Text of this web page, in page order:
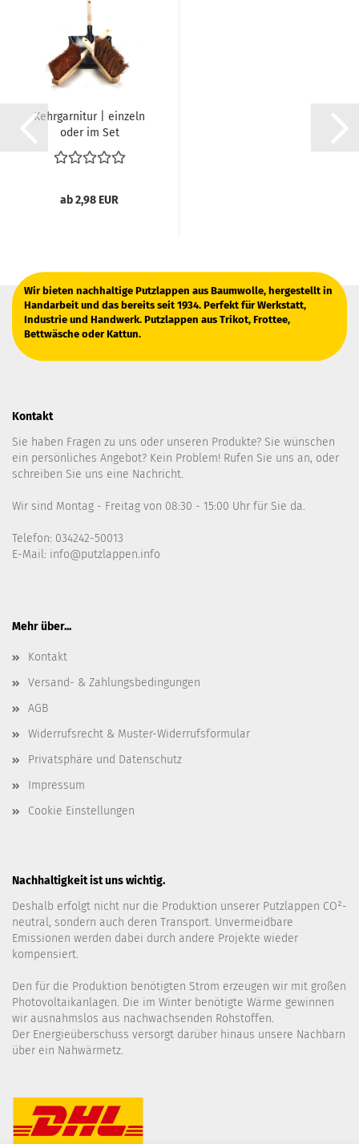
Kehrgarnitur | einzeln
oder im Set
ab 2,98 EUR
Wir bieten nachhaltige Putzlappen aus Baumwolle, hergestellt in
Handarbeit und das bereits seit 1934. Perfekt für Werkstatt,
Industrie und Handwerk. Putzlappen aus Trikot, Frottee,
Bettwäsche oder Kattun.
Kontakt
Sie haben Fragen zu uns oder unseren Produkte? Sie wünschen
ein persönliches Angebot? Kein Problem! Rufen Sie uns an, oder
schreiben Sie uns eine Nachricht.
Wir sind Montag - Freitag von 08:30 - 15:00 Uhr für Sie da.
Telefon: 034242-50013
E-Mail: info@putzlappen.info
Mehr über...
Kontakt
Versand- & Zahlungsbedingungen
AGB
Widerrufsrecht & Muster-Widerrufsformular
Privatsphäre und Datenschutz
Impressum
Cookie Einstellungen
Nachhaltigkeit ist uns wichtig.
Deshalb erfolgt nicht nur die Produktion unserer Putzlappen CO²-
neutral, sondern auch deren Transport. Unvermeidbare
Emissionen werden dabei durch andere Projekte wieder
kompensiert.
Den für die Produktion benötigten Strom erzeugen wir mit großen
Photovoltaikanlagen. Die im Winter benötigte Wärme gewinnen
wir ausnahmslos aus nachwachsenden Rohstoffen.
Der Energieüberschuss versorgt darüber hinaus unsere Nachbarn
über ein Nahwärmetz.